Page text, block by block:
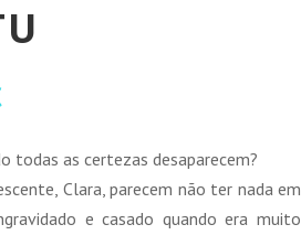
O
atual
é:
18,86 €.
todas as certezas desaparecem?
Clara, parecem não ter nada em
e casado quando era muito